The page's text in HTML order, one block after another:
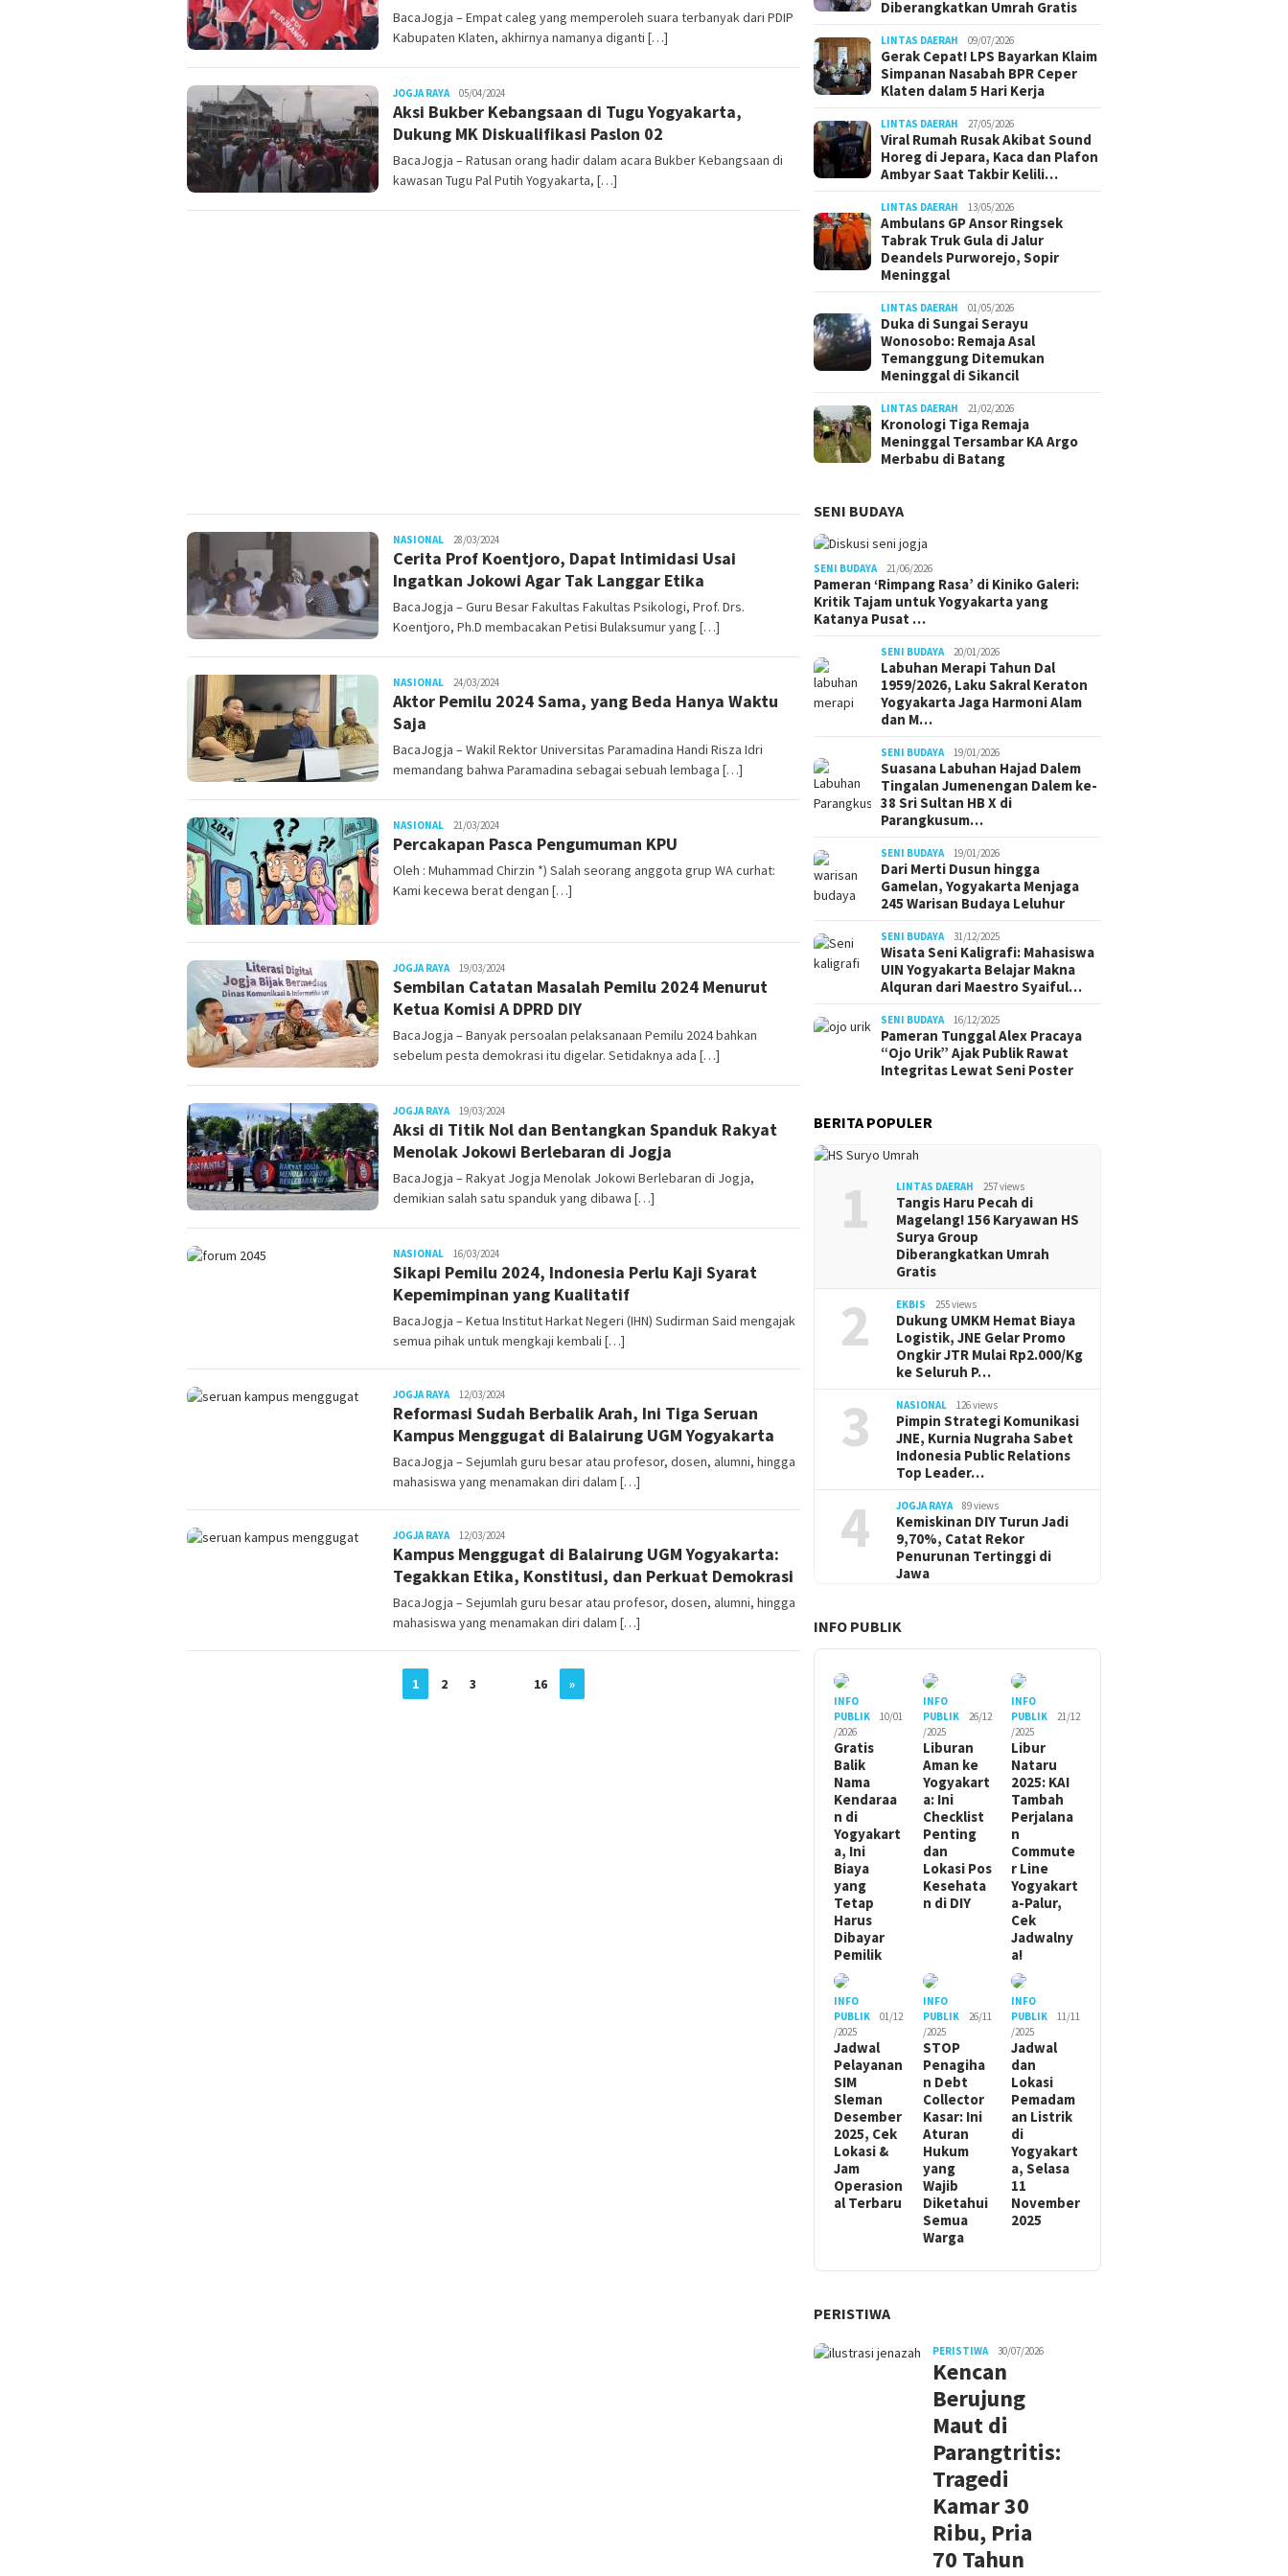
BacaJogja – Empat caleg yang memperoleh suara terbanyak dari PDIP
Kabupaten Klaten, akhirnya namanya diganti […]
JOGJA RAYAJuno05/04/2024
Aksi Bukber Kebangsaan di Tugu Yogyakarta,
Dukung MK Diskualifikasi Paslon 02
BacaJogja – Ratusan orang hadir dalam acara Bukber Kebangsaan di
kawasan Tugu Pal Putih Yogyakarta, […]
NASIONALJuno28/03/2024
Cerita Prof Koentjoro, Dapat Intimidasi Usai
Ingatkan Jokowi Agar Tak Langgar Etika
BacaJogja – Guru Besar Fakultas Fakultas Psikologi, Prof. Drs.
Koentjoro, Ph.D membacakan Petisi Bulaksumur yang […]
NASIONALJuno24/03/2024
Aktor Pemilu 2024 Sama, yang Beda Hanya Waktu
Saja
BacaJogja – Wakil Rektor Universitas Paramadina Handi Risza Idri
memandang bahwa Paramadina sebagai sebuah lembaga […]
NASIONALJuno21/03/2024
Percakapan Pasca Pengumuman KPU
Oleh : Muhammad Chirzin *) Salah seorang anggota grup WA curhat:
Kami kecewa berat dengan […]
JOGJA RAYAJuno19/03/2024
Sembilan Catatan Masalah Pemilu 2024 Menurut
Ketua Komisi A DPRD DIY
BacaJogja – Banyak persoalan pelaksanaan Pemilu 2024 bahkan
sebelum pesta demokrasi itu digelar. Setidaknya ada […]
JOGJA RAYAJuno19/03/2024
Aksi di Titik Nol dan Bentangkan Spanduk Rakyat
Menolak Jokowi Berlebaran di Jogja
BacaJogja – Rakyat Jogja Menolak Jokowi Berlebaran di Jogja,
demikian salah satu spanduk yang dibawa […]
NASIONALJuno16/03/2024
Sikapi Pemilu 2024, Indonesia Perlu Kaji Syarat
Kepemimpinan yang Kualitatif
BacaJogja – Ketua Institut Harkat Negeri (IHN) Sudirman Said mengajak
semua pihak untuk mengkaji kembali […]
JOGJA RAYAJuno12/03/2024
Reformasi Sudah Berbalik Arah, Ini Tiga Seruan
Kampus Menggugat di Balairung UGM Yogyakarta
BacaJogja – Sejumlah guru besar atau profesor, dosen, alumni, hingga
mahasiswa yang menamakan diri dalam […]
JOGJA RAYAJuno12/03/2024
Kampus Menggugat di Balairung UGM Yogyakarta:
Tegakkan Etika, Konstitusi, dan Perkuat Demokrasi
BacaJogja – Sejumlah guru besar atau profesor, dosen, alumni, hingga
mahasiswa yang menamakan diri dalam […]
1 2 3 16 »
Diberangkatkan Umrah Gratis
LINTAS DAERAH 09/07/2026
Gerak Cepat! LPS Bayarkan Klaim
Simpanan Nasabah BPR Ceper
Klaten dalam 5 Hari Kerja
LINTAS DAERAH 27/05/2026
Viral Rumah Rusak Akibat Sound
Horeg di Jepara, Kaca dan Plafon
Ambyar Saat Takbir Kelili…
LINTAS DAERAH 13/05/2026
Ambulans GP Ansor Ringsek
Tabrak Truk Gula di Jalur
Deandels Purworejo, Sopir
Meninggal
LINTAS DAERAH 01/05/2026
Duka di Sungai Serayu
Wonosobo: Remaja Asal
Temanggung Ditemukan
Meninggal di Sikancil
LINTAS DAERAH 21/02/2026
Kronologi Tiga Remaja
Meninggal Tersambar KA Argo
Merbabu di Batang
SENI BUDAYA
SENI BUDAYA 21/06/2026
Pameran ‘Rimpang Rasa’ di Kiniko Galeri:
Kritik Tajam untuk Yogyakarta yang
Katanya Pusat …
SENI BUDAYA 20/01/2026
Labuhan Merapi Tahun Dal
1959/2026, Laku Sakral Keraton
Yogyakarta Jaga Harmoni Alam
dan M…
SENI BUDAYA 19/01/2026
Suasana Labuhan Hajad Dalem
Tingalan Jumenengan Dalem ke-
38 Sri Sultan HB X di
Parangkusum…
SENI BUDAYA 19/01/2026
Dari Merti Dusun hingga
Gamelan, Yogyakarta Menjaga
245 Warisan Budaya Leluhur
SENI BUDAYA 31/12/2025
Wisata Seni Kaligrafi: Mahasiswa
UIN Yogyakarta Belajar Makna
Alquran dari Maestro Syaiful…
SENI BUDAYA 16/12/2025
Pameran Tunggal Alex Pracaya
“Ojo Urik” Ajak Publik Rawat
Integritas Lewat Seni Poster
BERITA POPULER
1 LINTAS DAERAH 257 views
Tangis Haru Pecah di
Magelang! 156 Karyawan HS
Surya Group
Diberangkatkan Umrah
Gratis
2 EKBIS 255 views
Dukung UMKM Hemat Biaya
Logistik, JNE Gelar Promo
Ongkir JTR Mulai Rp2.000/Kg
ke Seluruh P…
3 NASIONAL 126 views
Pimpin Strategi Komunikasi
JNE, Kurnia Nugraha Sabet
Indonesia Public Relations
Top Leader…
4 JOGJA RAYA 89 views
Kemiskinan DIY Turun Jadi
9,70%, Catat Rekor
Penurunan Tertinggi di
Jawa
INFO PUBLIK
INFO
PUBLIK
10/01
/2026
Gratis
Balik
Nama
Kendaraa
n di
Yogyakart
a, Ini
Biaya
yang
Tetap
Harus
Dibayar
Pemilik
INFO
PUBLIK
26/12
/2025
Liburan
Aman ke
Yogyakart
a: Ini
Checklist
Penting
dan
Lokasi Pos
Kesehata
n di DIY
INFO
PUBLIK
21/12
/2025
Libur
Nataru
2025: KAI
Tambah
Perjalana
n
Commute
r Line
Yogyakart
a-Palur,
Cek
Jadwalny
a!
INFO
PUBLIK
01/12
/2025
Jadwal
Pelayanan
SIM
Sleman
Desember
2025, Cek
Lokasi &
Jam
Operasion
al Terbaru
INFO
PUBLIK
26/11
/2025
STOP
Penagiha
n Debt
Collector
Kasar: Ini
Aturan
Hukum
yang
Wajib
Diketahui
Semua
Warga
INFO
PUBLIK
11/11
/2025
Jadwal
dan
Lokasi
Pemadam
an Listrik
di
Yogyakart
a, Selasa
11
November
2025
PERISTIWA
PERISTIWA 30/07/2026
Kencan
Berujung
Maut di
Parangtritis:
Tragedi
Kamar 30
Ribu, Pria
70 Tahun